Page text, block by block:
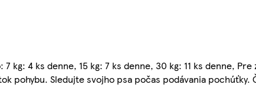
kg: 4 ks denne, 15 kg: 7 ks denne, 30 kg: 11 ks denne,
pohybu. Sledujte svojho psa počas podávania